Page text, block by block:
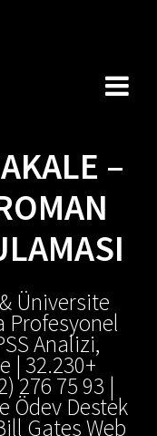
–
Üniversite
Profesyonel
Analizi,
| 32.230+
276 75 93 |
Ödev Destek
Gates Web